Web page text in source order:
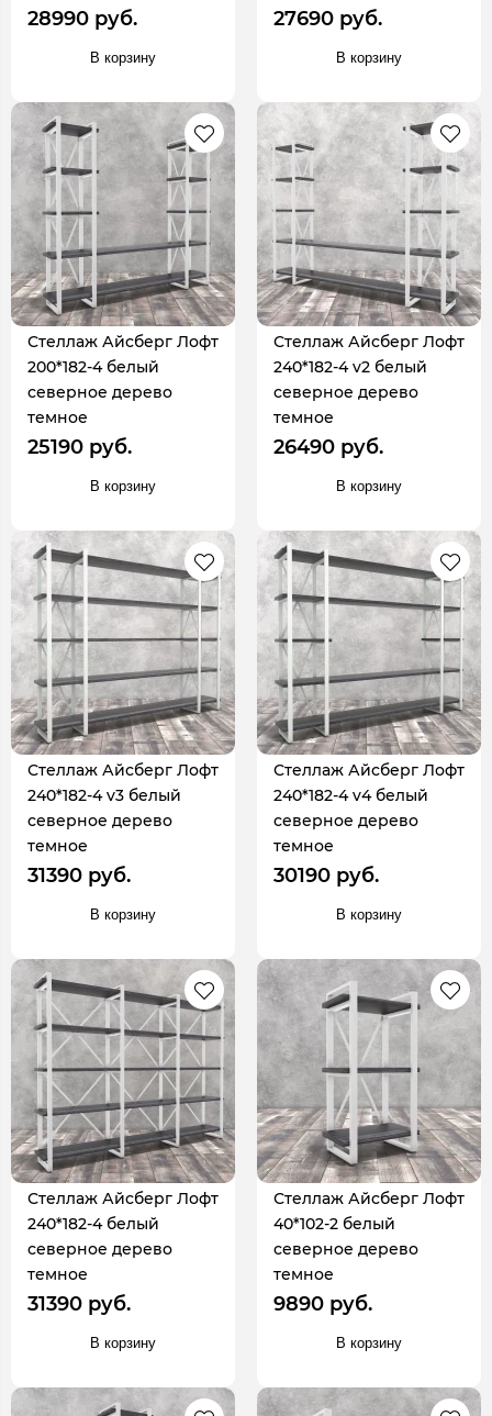
28990 руб.
В корзину
27690 руб.
В корзину
Стеллаж Айсберг Лофт
200*182-4 белый
северное дерево
темное
25190 руб.
В корзину
Стеллаж Айсберг Лофт
240*182-4 v2 белый
северное дерево
темное
26490 руб.
В корзину
Стеллаж Айсберг Лофт
240*182-4 v3 белый
северное дерево
темное
31390 руб.
В корзину
Стеллаж Айсберг Лофт
240*182-4 v4 белый
северное дерево
темное
30190 руб.
В корзину
Стеллаж Айсберг Лофт
240*182-4 белый
северное дерево
темное
31390 руб.
В корзину
Стеллаж Айсберг Лофт
40*102-2 белый
северное дерево
темное
9890 руб.
В корзину